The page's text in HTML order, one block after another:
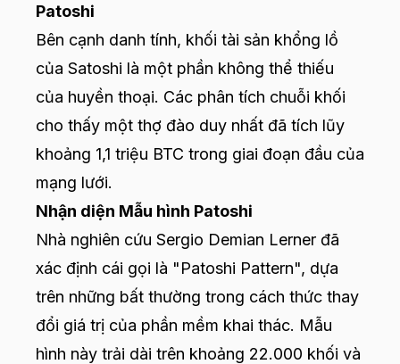
Patoshi
Bên cạnh danh tính, khối tài sản khổng lồ
của Satoshi là một phần không thể thiếu
của huyền thoại. Các phân tích chuỗi khối
cho thấy một thợ đào duy nhất đã tích lũy
khoảng 1,1 triệu BTC trong giai đoạn đầu của
mạng lưới.
Nhận diện Mẫu hình Patoshi
Nhà nghiên cứu Sergio Demian Lerner đã
xác định cái gọi là "Patoshi Pattern", dựa
trên những bất thường trong cách thức thay
đổi giá trị của phần mềm khai thác. Mẫu
hình này trải dài trên khoảng 22.000 khối và